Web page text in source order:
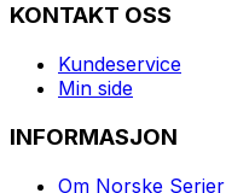
KONTAKT OSS
Kundeservice
Min side
INFORMASJON
Om Norske Serier